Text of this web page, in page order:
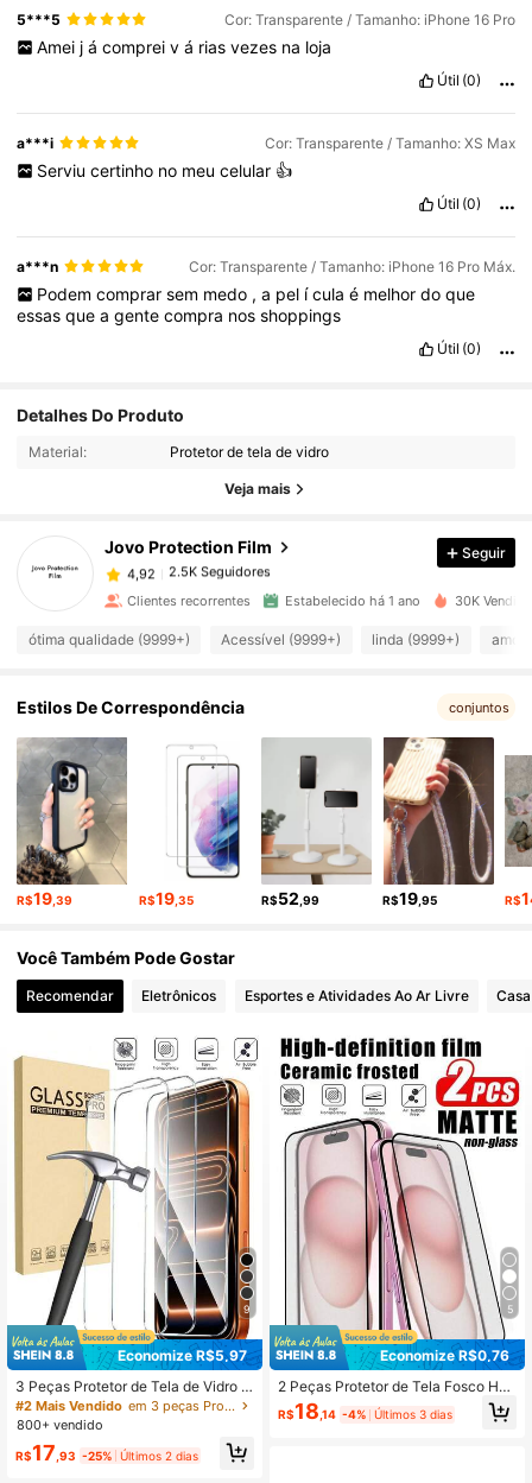
5***5 Cor: Transparente / Tamanho: iPhone 16 Pro
Amei j á comprei v á rias vezes na loja
Útil (0)
a***i Cor: Transparente / Tamanho: XS Max
Serviu certinho no meu celular 👍
Útil (0)
a***n Cor: Transparente / Tamanho: iPhone 16 Pro Máx.
Podem comprar sem medo , a pel ícula é melhor do que
essasqueagentecompra nosshoppings
Útil (0)
Detalhes Do Produto
Material: Protetor de tela de vidro
Veja mais
Jovo Protection Film
4,92 2.5K Seguidores
2.5K Seguidores
4,92 2.5K Seguidores
4,92 2.5K Seguidores
2.5K Seguidores
2.5K Seguidores
2.5K Seguidores
4,92 2.5K Seguidores
4,92 2.5K Seguidores
Seguir
Clientes recorrentes Estabelecido há 1 ano 30K
ótima qualidade (9999+) Acessível (9999+) linda (9999+) amor
Estilos De Correspondência conjuntos
R$19 ,39 R$19 ,35 R$52 ,99 R$19 ,95 R$
Você Também Pode Gostar
Recomendar Eletrônicos Esportes e Atividades Ao Ar Livre
9
Economize R$5,97
3 Peças Protetor de Tela de Vidro T
emperado HD Ultra-Resistente, Co
mpatível com 17/17Pro/17Air/17Pro
5/15Plus/15Pro/15Pro Max, 14/14Pl
#2 Mais Vendido
em 3 peças Protetores de tela para celular
800+ vendido
R$17 ,93 -25% Últimos 2 dias
5
Economize R$0,76
2 Peças Protetor de Tela Fosco HD,
Dobrável Anti-Quebra, Superfície C
erâmica Fosca, Toque Macio e Res
R$18 ,14 -4% Últimos 3 dias